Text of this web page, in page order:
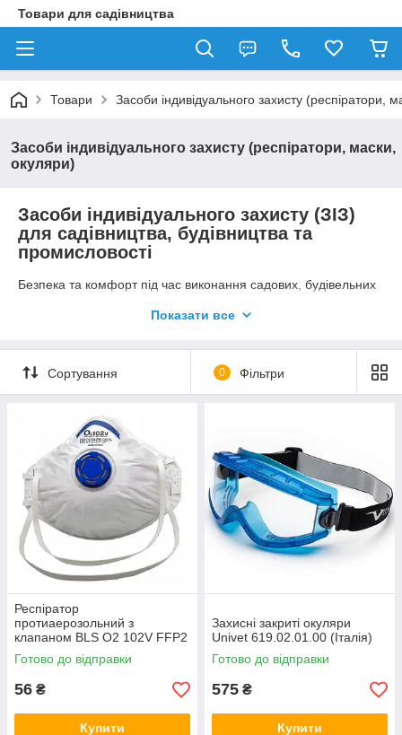
Товари для садівництва
Товари Засоби індивідуального захисту (респіратори,
Засоби індивідуального захисту (респіратори, маски,
окуляри)
Засоби індивідуального захисту (ЗІЗ)
для садівництва, будівництва та
промисловості
Безпека та комфорт під час виконання садових, будівельних
майстра та ефективності його праці. Обрізка дерев,
генераторами, шліфування деревини або металу завжди
пов'язані з ризиками для органів дихання, зору та опорно-
професійнізасоби індивідуального захисту (ЗІЗ)
провідних європейських виробників, таких як Univet
BLS(Італія),Plum(Данія), Bellota(Іспанія) та інших. Уся
продукція сертифікована відповідно до суворих європейських
стандартів (EN) та забезпечує безкомпромісну безпеку під
час виконання завдань будь-якої складності.
Показати все
Сортування 0 Фільтри
Респіратор
протиаерозольний з
клапаном BLS O2 102V FFP2
NR D (Італія)
Готово до відправки
56 ₴
Купити
Захисні закриті окуляри
Univet 619.02.01.00 (Італія)
Готово до відправки
575 ₴
Купити